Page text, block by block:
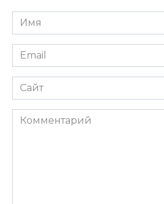
Имя
*
Email
*
Сайт
Комментарий